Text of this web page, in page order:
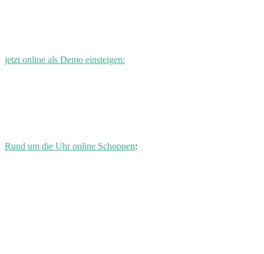
jetzt online als Demo einsteigen:
Rund um die Uhr online Schoppen: